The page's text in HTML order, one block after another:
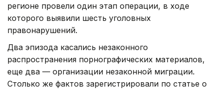
регионе провели один этап операции, в ходе
которого выявили шесть уголовных
правонарушений.
Два эпизода касались незаконного
распространения порнографических материалов,
еще два — организации незаконной миграции.
Столько же фактов зарегистрировали по статье о